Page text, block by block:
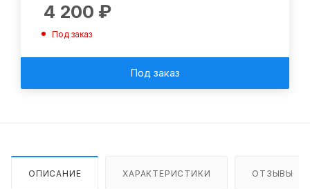
4 200 ₽
Под заказ
Под заказ
ОПИСАНИЕ ХАРАКТЕРИСТИКИ ОТЗЫВЫ